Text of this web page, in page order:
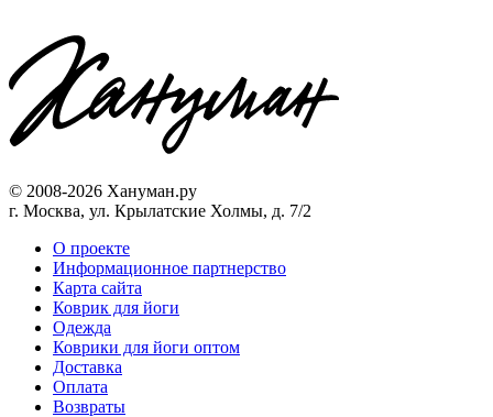
© 2008-2026 Хануман.ру
г. Москва, ул. Крылатские Холмы, д. 7/2
O проекте
Информационное партнерство
Карта сайта
Коврик для йоги
Одежда
Коврики для йоги оптом
Доставка
Оплата
Возвраты